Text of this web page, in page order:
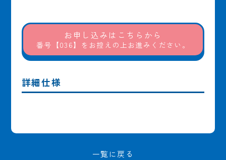
お申し込みはこちらから
番号【036】をお控えの上お進みください。
詳細仕様
一覧に戻る